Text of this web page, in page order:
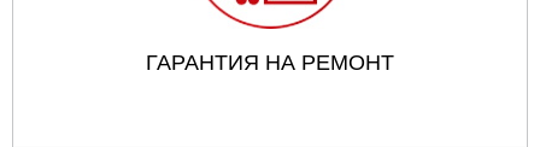
ГАРАНТИЯ НА РЕМОНТ